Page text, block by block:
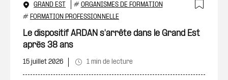
GRAND EST # ORGANISMES DE FORMATION
# FORMATION PROFESSIONNELLE
Le dispositif ARDAN s'arrête dans le Grand Est
après 38 ans
15 juillet 2026 1 min de lecture